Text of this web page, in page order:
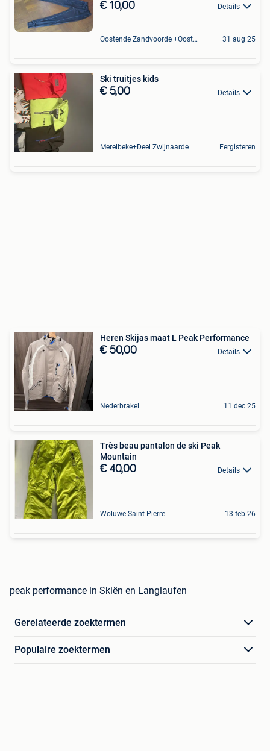
€ 10,00 Details
Oostende Zandvoorde +Oostende 31 aug 25
Ski truitjes kids
€ 5,00 Details
Merelbeke+Deel Zwijnaarde Eergisteren
Heren Skijas maat L Peak Performance
€ 50,00 Details
Nederbrakel 11 dec 25
Très beau pantalon de ski Peak
Mountain
€ 40,00 Details
Woluwe-Saint-Pierre 13 feb 26
peak performance in Skiën en Langlaufen
Gerelateerde zoektermen
Populaire zoektermen